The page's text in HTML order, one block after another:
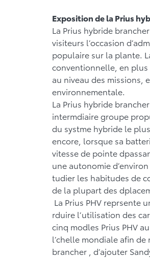
Exposition de la Prius
La Prius hybride
visiteurs l’occasion
populaire sur la plante.
conventionnelle, en plus
au niveau des missions,
environnementale.
La Prius hybride
intermdiaire groupe
du systme hybride le
encore, lorsque sa
vitesse de pointe
une autonomie
tudier les habitudes de
de la plupart des
La Prius PHV reprsente
rduire l’utilisation des
cinq modles Prius PHV
l’chelle mondiale afin
brancher , d’ajouter